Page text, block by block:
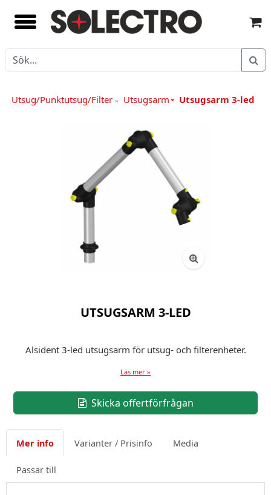
Utsug/Punktutsug/Filter » Utsugsarm Utsugsarm 3-led
UTSUGSARM 3-LED
Alsident 3-led utsugsarm för utsug- och filterenheter.
Läs mer »
Skicka offertförfrågan
Mer info Varianter / Prisinfo Media
Passar till